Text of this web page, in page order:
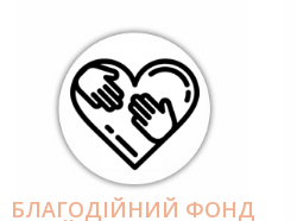
БЛАГОДІЙНИЙ ФОНД